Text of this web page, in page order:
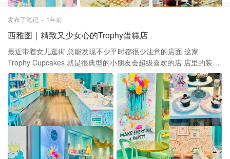
发布了笔记 1年前
西雅图｜精致又少女心的Trophy蛋糕店
最近带着女儿逛街 总能发现不少平时都很少注意的店面 这家
Trophy Cupcakes 就是很典型的小朋友会超级喜欢的店 店里的装修
是很明亮的绿色 外加印花粉色的座椅墙面，超级少女心 主打经营各
种Capcake 还有蛋糕，马卡龙等甜品 颜值无敌！ 有一面墙还陈列着
各种手帐 杯子，餐具，贺卡等party需要的小物件 小女孩喜欢的不得
了！